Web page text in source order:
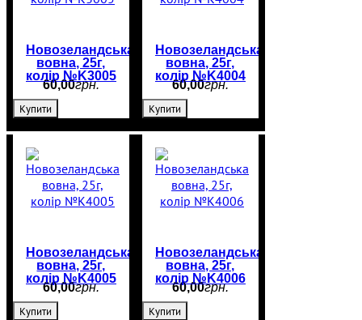
Новозеландська
вовна, 25г,
колір №K3005
60,00грн.
Купити
Новозеландська
вовна, 25г,
колір №K4004
60,00грн.
Купити
Новозеландська
вовна, 25г,
колір №K4005
60,00грн.
Купити
Новозеландська
вовна, 25г,
колір №K4006
60,00грн.
Купити